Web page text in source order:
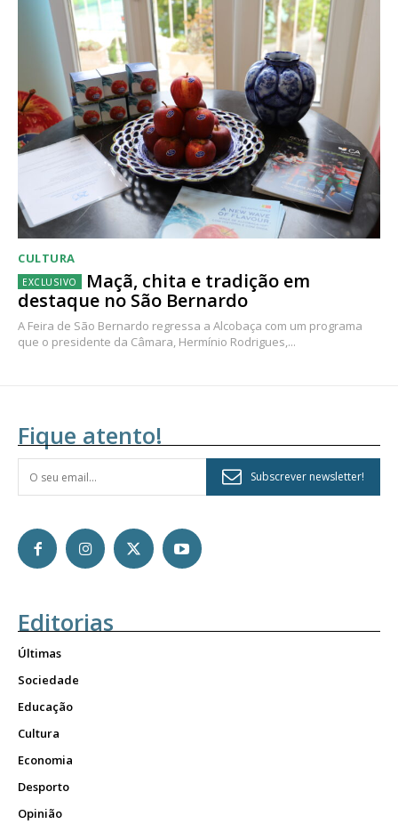
CULTURA
Maçã, chita e tradição em
destaque no São Bernardo
A Feira de São Bernardo regressa a Alcobaça com um programa
que o presidente da Câmara, Hermínio Rodrigues,...
Fique atento!
Subscrever newsletter!
Editorias
Últimas
Sociedade
Educação
Cultura
Economia
Desporto
Opinião